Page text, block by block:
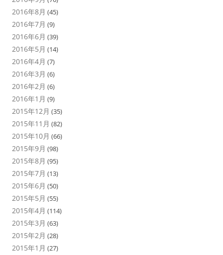
2016年8月 (45)
2016年7月 (9)
2016年6月 (39)
2016年5月 (14)
2016年4月 (7)
2016年3月 (6)
2016年2月 (6)
2016年1月 (9)
2015年12月 (35)
2015年11月 (82)
2015年10月 (66)
2015年9月 (98)
2015年8月 (95)
2015年7月 (13)
2015年6月 (50)
2015年5月 (55)
2015年4月 (114)
2015年3月 (63)
2015年2月 (28)
2015年1月 (27)